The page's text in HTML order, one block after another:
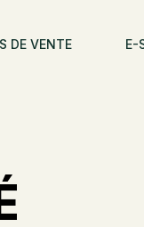
DE VENTE E-